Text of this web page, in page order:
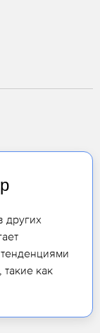
других
как